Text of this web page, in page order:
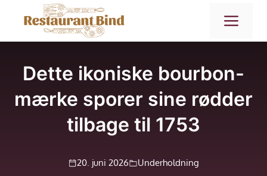
indhold
Dette ikoniske bourbon-
mærke sporer sine rødder
tilbage til 1753
20. juni 2026 Underholdning